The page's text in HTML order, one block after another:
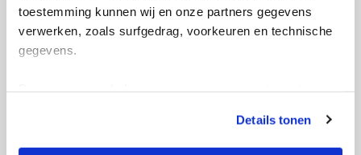
toestemming kunnen wij en onze partners gegevens
verwerken, zoals surfgedrag, voorkeuren en technische
gegevens.
tonen. Je kunt je toestemming op elk moment wijzigen of
intrekken via Cookie instellingen onderaan de pagina. De
Details tonen